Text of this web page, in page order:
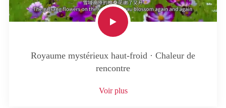
Royaume mystérieux haut-froid · Chaleur de
rencontre
Voir plus